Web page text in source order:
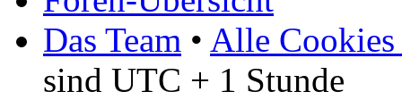
Das Team • Alle Cookies
sind UTC + 1 Stunde